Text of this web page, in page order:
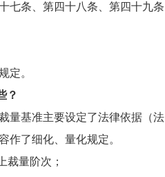
七条、第四十八条、第四十九条
定。
？
量基准主要设定了法律依据（法
作了细化、量化规定。
裁量阶次；